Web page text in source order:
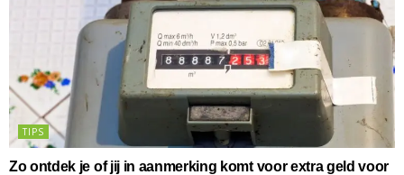
TIPS
Zo ontdek je of jij in aanmerking komt voor extra geld voor